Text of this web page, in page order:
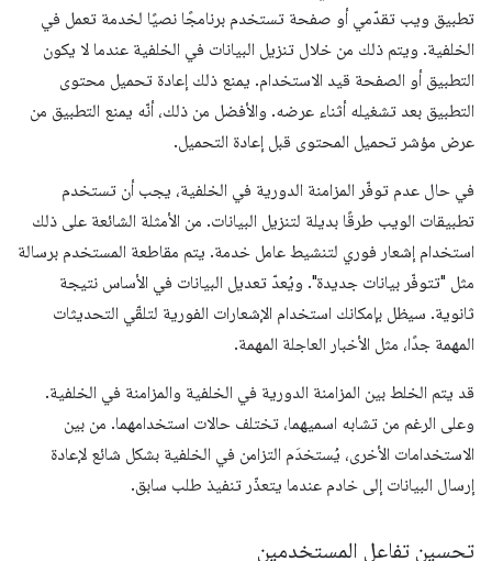
تطبيق ويب تقدّمي أو صفحة تستخدم برنامجًا نصيًا لخدمة تعمل في
الخلفية. ويتم ذلك من خلال تنزيل البيانات في الخلفية عندما لا يكون
التطبيق أو الصفحة قيد الاستخدام. يمنع ذلك إعادة تحميل محتوى
التطبيق بعد تشغيله أثناء عرضه. والأفضل من ذلك، أنّه يمنع التطبيق من
عرض مؤشر تحميل المحتوى قبل إعادة التحميل.
في حال عدم توفّر المزامنة الدورية في الخلفية، يجب أن تستخدم
تطبيقات الويب طرقًا بديلة لتنزيل البيانات. من الأمثلة الشائعة على ذلك
استخدام إشعار فوري لتنشيط عامل خدمة. يتم مقاطعة المستخدم برسالة
مثل "تتوفّر بيانات جديدة". ويُعدّ تعديل البيانات في الأساس نتيجة
ثانوية. سيظل بإمكانك استخدام الإشعارات الفورية لتلقّي التحديثات
المهمة جدًا، مثل الأخبار العاجلة المهمة.
قد يتم الخلط بين المزامنة الدورية في الخلفية والمزامنة في الخلفية.
وعلى الرغم من تشابه اسميهما، تختلف حالات استخدامهما. من بين
الاستخدامات الأخرى، يُستخدَم التزامن في الخلفية بشكل شائع لإعادة
إرسال البيانات إلى خادم عندما يتعذّر تنفيذ طلب سابق.
تحسين تفاعل المستخدمين